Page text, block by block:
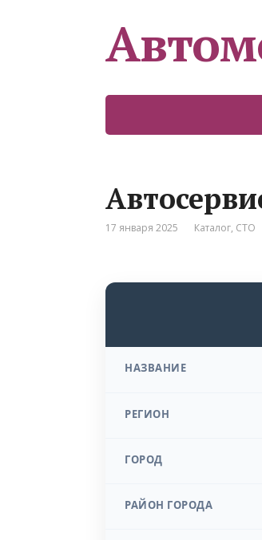
17 января 2025 Каталог, СТО
НАЗВАНИЕ
РЕГИОН
ГОРОД
РАЙОН ГОРОДА